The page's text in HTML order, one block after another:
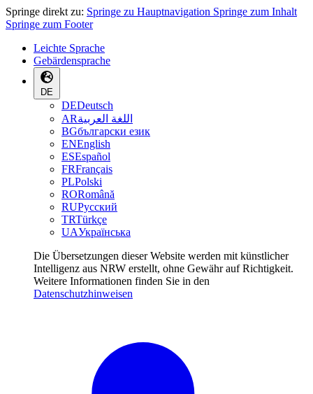
Springe direkt zu: Springe zu Hauptnavigation Springe zum Inhalt
Springe zum Footer
Leichte Sprache
Gebärdensprache
DE
DEDeutsch
ARاللغة العربية
BGбългарски език
ENEnglish
ESEspañol
FRFrançais
PLPolski
RORomână
RUРусский
TRTürkçe
UAУкраїнська
Die Übersetzungen dieser Website werden mit künstlicher
Intelligenz aus NRW erstellt, ohne Gewähr auf Richtigkeit.
Weitere Informationen finden Sie in den
Datenschutzhinweisen